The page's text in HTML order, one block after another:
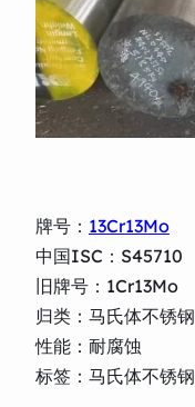
牌号： 13Cr13Mo
中国ISC：S45710
旧牌号：1Cr13Mo
归类：马氏体不锈钢
性能：耐腐蚀
标签：马氏体不锈钢